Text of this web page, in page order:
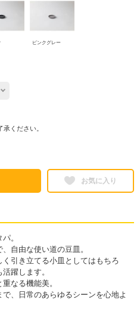
ピンクグレー
ください。
お気に入り
。
自由な使い道の豆皿。
引き立てる小皿としてはもちろ
躍します。
なる機能美。
、日常のあらゆるシーンを心地よ